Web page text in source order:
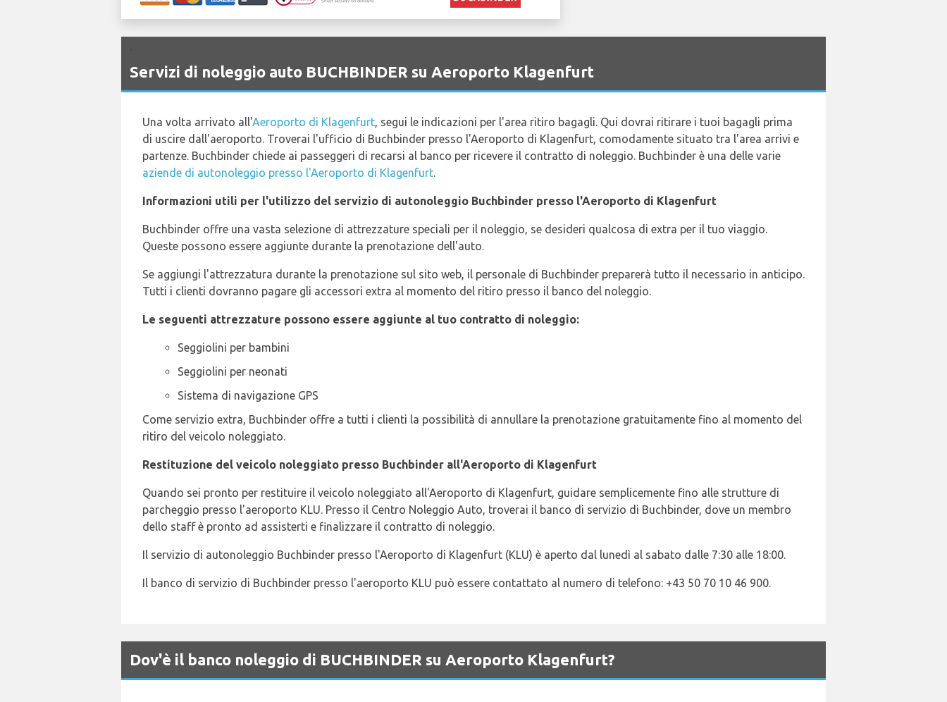
Servizi di noleggio auto BUCHBINDER su Aeroporto Klagenfurt
Una volta arrivato all'Aeroporto di Klagenfurt, segui le indicazioni per l'area ritiro bagagli. Qui dovrai ritirare i tuoi bagagli prima
di uscire dall'aeroporto. Troverai l'ufficio di Buchbinder presso l'Aeroporto di Klagenfurt, comodamente situato tra l'area arrivi e
partenze. Buchbinder chiede ai passeggeri di recarsi al banco per ricevere il contratto di noleggio. Buchbinder è una delle varie
aziende di autonoleggio presso l'Aeroporto di Klagenfurt.
Informazioni utili per l'utilizzo del servizio di autonoleggio Buchbinder presso l'Aeroporto di Klagenfurt
Buchbinder offre una vasta selezione di attrezzature speciali per il noleggio, se desideri qualcosa di extra per il tuo viaggio.
Queste possono essere aggiunte durante la prenotazione dell'auto.
Se aggiungi l'attrezzatura durante la prenotazione sul sito web, il personale di Buchbinder preparerà tutto il necessario in anticipo.
Tutti i clienti dovranno pagare gli accessori extra al momento del ritiro presso il banco del noleggio.
Le seguenti attrezzature possono essere aggiunte al tuo contratto di noleggio:
Seggiolini per bambini
Seggiolini per neonati
Sistema di navigazione GPS
Come servizio extra, Buchbinder offre a tutti i clienti la possibilità di annullare la prenotazione gratuitamente fino al momento del
ritiro del veicolo noleggiato.
Restituzione del veicolo noleggiato presso Buchbinder all'Aeroporto di Klagenfurt
Quando sei pronto per restituire il veicolo noleggiato all'Aeroporto di Klagenfurt, guidare semplicemente fino alle strutture di
parcheggio presso l'aeroporto KLU. Presso il Centro Noleggio Auto, troverai il banco di servizio di Buchbinder, dove un membro
dello staff è pronto ad assisterti e finalizzare il contratto di noleggio.
Il servizio di autonoleggio Buchbinder presso l'Aeroporto di Klagenfurt (KLU) è aperto dal lunedì al sabato dalle 7:30 alle 18:00.
Il banco di servizio di Buchbinder presso l'aeroporto KLU può essere contattato al numero di telefono: +43 50 70 10 46 900.
Dov'è il banco noleggio di BUCHBINDER su Aeroporto Klagenfurt?